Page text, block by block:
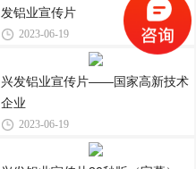
发铝业宣传片
2023-06-19
兴发铝业宣传片——国家高新技术
企业
2023-06-19